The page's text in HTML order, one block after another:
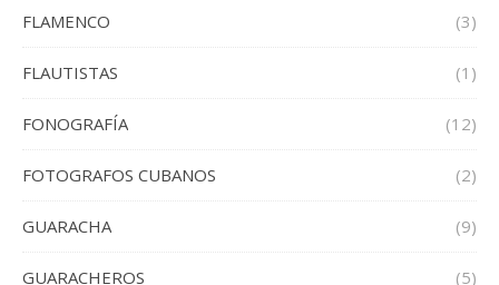
FLAMENCO (3)
FLAUTISTAS (1)
FONOGRAFÍA (12)
FOTOGRAFOS CUBANOS (2)
GUARACHA (9)
GUARACHEROS (5)